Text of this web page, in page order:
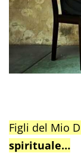
Figli del Mio
spirituale…